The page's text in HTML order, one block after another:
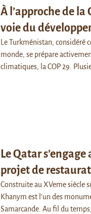
À l’approche de la
voie du
Le Turkménistan, considéré
monde, se prépare
climatiques, la COP 29.
Le Qatar
projet de
Construite au XVeme siècle
Khanym est l’un des
Samarcande. Au fil du